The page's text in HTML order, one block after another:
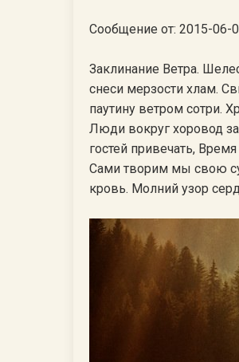
Сообщение от: 2015-06-
Заклинание Ветра.
снеси мерзости хлам.
паутину ветром сотри.
Люди вокруг хоровод
гостей привечать,
Сами творим мы свою
кровь. Молний узор